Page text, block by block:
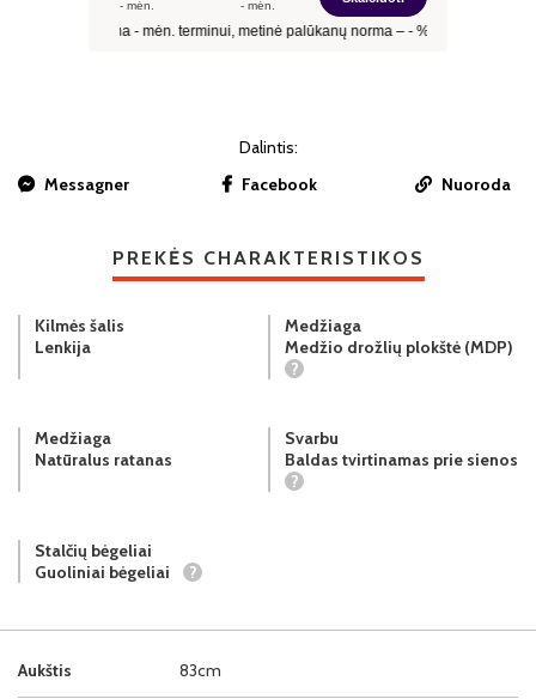
Dalintis:
Messagner
Facebook Nuoroda
PREKĖS CHARAKTERISTIKOS
Aukštis 83cm
Kilmės šalis
Lenkija
Medžiaga
Medžio drožlių plokštė (MDP)
?
Medžiaga
Natūralus ratanas
Svarbu
Baldas tvirtinamas prie sienos
?
Stalčių bėgeliai
Guoliniai bėgeliai
?